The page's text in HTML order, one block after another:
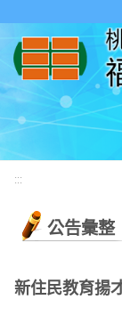
:::
公告彙整
新住民教育揚